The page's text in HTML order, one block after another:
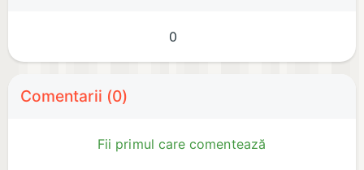
0
Comentarii (0)
Fii primul care comentează